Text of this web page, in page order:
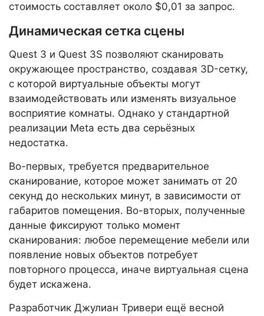
стоимость составляет около $0,01 за запрос.
Динамическая сетка сцены
Quest 3 и Quest 3S позволяют сканировать
окружающее пространство, создавая 3D-сетку,
с которой виртуальные объекты могут
взаимодействовать или изменять визуальное
восприятие комнаты. Однако у стандартной
реализации Meta есть два серьёзных
недостатка.
Во-первых, требуется предварительное
сканирование, которое может занимать от 20
секунд до нескольких минут, в зависимости от
габаритов помещения. Во-вторых, полученные
данные фиксируют только момент
сканирования: любое перемещение мебели или
появление новых объектов потребует
повторного процесса, иначе виртуальная сцена
будет искажена.
Разработчик Джулиан Тривери ещё весной